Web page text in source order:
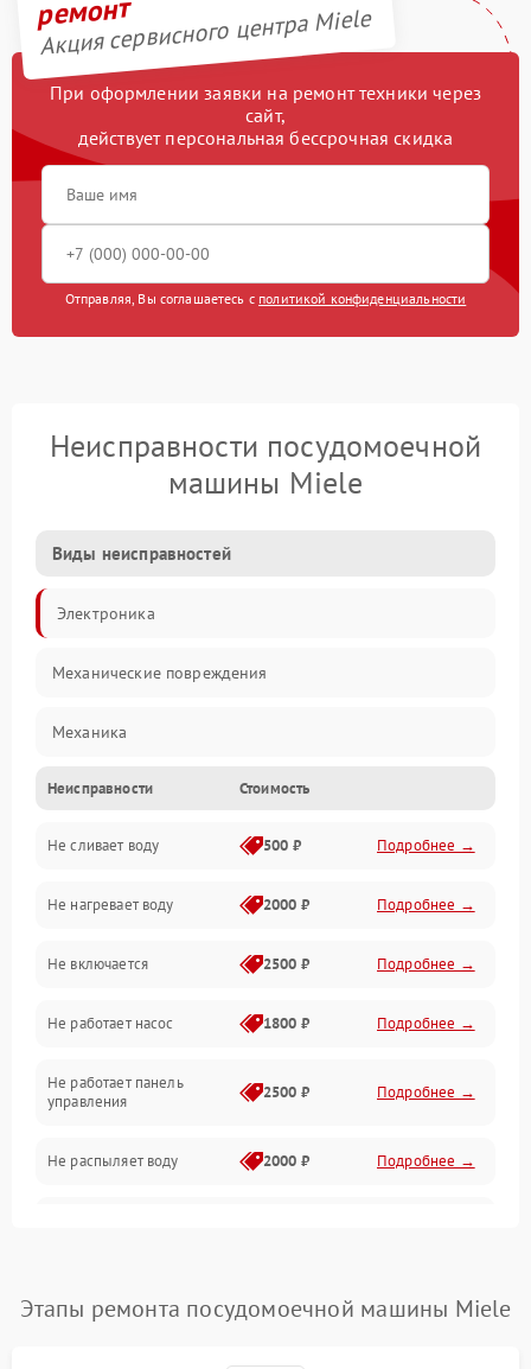
ремонт
Акция сервисного центра Miele
При оформлении заявки на ремонт техники через
сайт,
действует персональная бессрочная скидка
Отправляя, Вы соглашаетесь с политикой конфиденциальности
Неисправности посудомоечной
машины Miele
Виды неисправностей
Электроника
Механические повреждения
Механика
Управление
Электропитание
Датчики
Нагрев
Вода
Гигиена
Программное обеспечение
Неисправности Стоимость
Не сливает воду 500 ₽ Подробнее →
Не нагревает воду 2000 ₽ Подробнее →
Не включается 2500 ₽ Подробнее →
Не работает насос 1800 ₽ Подробнее →
Не работает панель
управления
2500 ₽ Подробнее →
Не распыляет воду 2000 ₽ Подробнее →
воды
1800 ₽ Подробнее →
Этапы ремонта посудомоечной машины Miele